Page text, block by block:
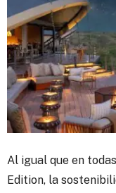
Al igual que en
Edition, la